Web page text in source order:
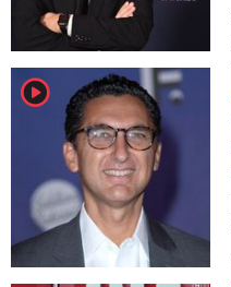
player2